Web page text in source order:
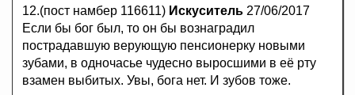
12.(пост намбер 116611) Искуситель 27/06/2017
Если бы бог был, то он бы вознаградил
пострадавшую верующую пенсионерку новыми
зубами, в одночасье чудесно выросшими в её рту
взамен выбитых. Увы, бога нет. И зубов тоже.